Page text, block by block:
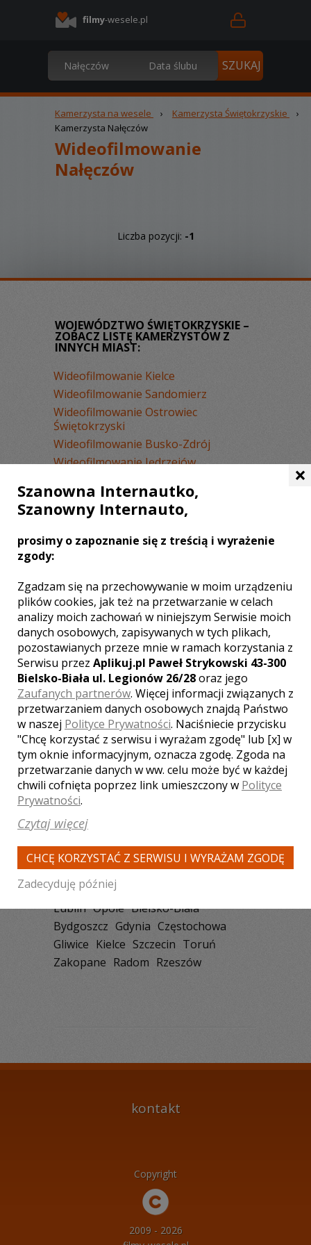
filmy-wesele.pl
Kamerzysta na wesele › Kamerzysta Świętokrzyskie
›
Kamerzysta Nałęczów
Wideofilmowanie
Nałęczów
Liczba pozycji: -1
WOJEWÓDZTWO ŚWIĘTOKRZYSKIE –
ZOBACZ LISTĘ KAMERZYSTÓW Z
INNYCH MIAST:
Wideofilmowanie Kielce
Wideofilmowanie Sandomierz
Wideofilmowanie Ostrowiec
Świętokrzyski
Wideofilmowanie Busko-Zdrój
Wideofilmowanie Jędrzejów
Wideofilmowanie Skarżysko-
Kamienna
Wideofilmowanie Kazimierza Wielka
Wideofilmowanie Opatów
Wideofilmowanie Włoszczowa
Wideofilmowanie Kraśnik
Wideofilmowanie Piła
Wideofilmowanie Pińczów
Wideofilmowanie Starachowice
Wideofilmowanie Września
Wideofilmowanie Końskie
Wideofilmowanie Łopuszno
Wideofilmowanie Morawica
VIDEOFILMOWANIE -
NAJPOPULARNIEJSZE MIASTA:
Warszawa Kraków Katowice
Wrocław Poznań
Lublin Opole Bielsko-Biała
Bydgoszcz Gdynia Częstochowa
Gliwice Kielce Szczecin Toruń
Zakopane Radom Rzeszów
kontakt
Copyright
2009 - 2026
×
Szanowna Internautko,
Szanowny Internauto,
prosimy o zapoznanie się z treścią i wyrażenie
zgody:
Zgadzam się na przechowywanie w moim urządzeniu
plików cookies, jak też na przetwarzanie w celach
analizy moich zachowań w niniejszym Serwisie moich
danych osobowych, zapisywanych w tych plikach,
pozostawianych przeze mnie w ramach korzystania z
Serwisu przez Aplikuj.pl Paweł Strykowski 43-300
Bielsko-Biała ul. Legionów 26/28oraz jego
Zaufanych partnerów. Więcej informacji związanych z
przetwarzaniem danych osobowych znajdą Państwo
w naszej Polityce Prywatności. Naciśniecie przycisku
"Chcę korzystać z serwisu i wyrażam zgodę" lub [x] w
tym oknie informacyjnym, oznacza zgodę. Zgoda na
przetwarzanie danych w ww. celu może być w każdej
chwili cofnięta poprzez link umieszczony w Polityce
Prywatności.
Czytaj więcej
CHCĘ KORZYSTAĆ Z SERWISU I WYRAŻAM ZGODĘ
Zadecyduję później